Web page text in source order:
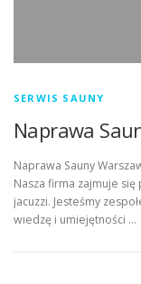
SERWIS SAUNY
Naprawa
Naprawa Sauny
Nasza firma zajmuje
jacuzzi. Jesteśmy
wiedzę i umiejętności …